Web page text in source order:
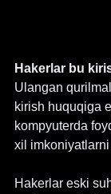
Hakerlar bu
Ulangan
kirish huquqiga
kompyuterda
xil imkoniyatlarni
Hakerlar eski